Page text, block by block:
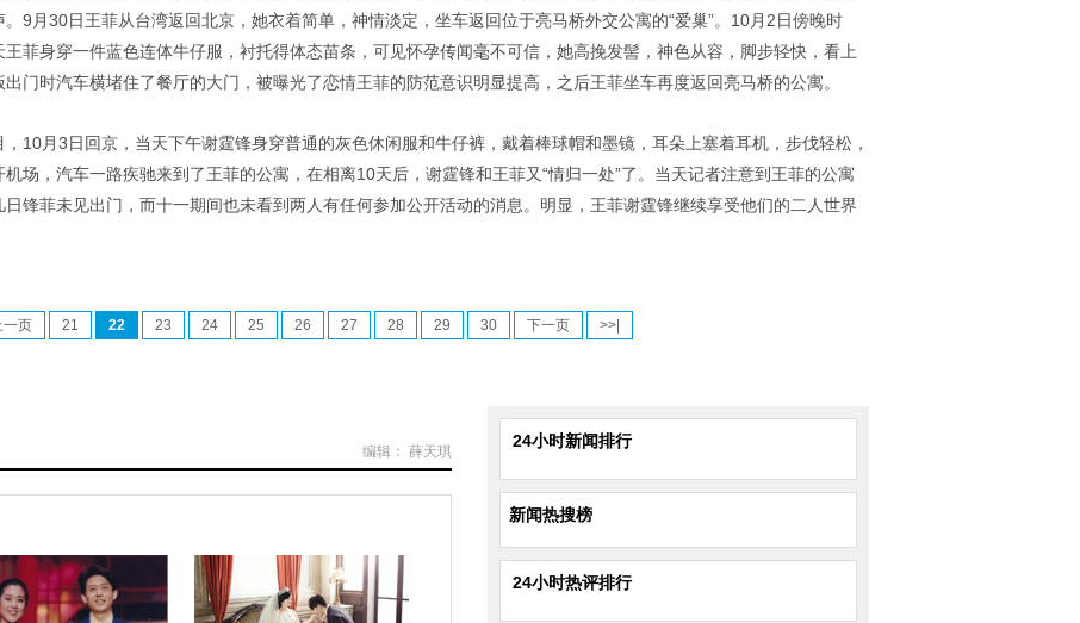
9月30日王菲从台湾返回北京，她衣着简单，神情淡定，坐车返回位于亮马桥外交公寓的“爱巢”。10月2日傍晚时
菲身穿一件蓝色连体牛仔服，衬托得体态苗条，可见怀孕传闻毫不可信，她高挽发髻，神色从容，脚步轻快，看上
门时汽车横堵住了餐厅的大门，被曝光了恋情王菲的防范意识明显提高，之后王菲坐车再度返回亮马桥的公寓。
10月3日回京，当天下午谢霆锋身穿普通的灰色休闲服和牛仔裤，戴着棒球帽和墨镜，耳朵上塞着耳机，步伐轻松，
场，汽车一路疾驰来到了王菲的公寓，在相离10天后，谢霆锋和王菲又“情归一处”了。当天记者注意到王菲的公寓
锋菲未见出门，而十一期间也未看到两人有任何参加公开活动的消息。明显，王菲谢霆锋继续享受他们的二人世界
一页 21 22 23 24 25 26 27 28 29 30 下一页 >>|
编辑： 薛天琪
24小时新闻排行
新闻热搜榜
24小时热评排行